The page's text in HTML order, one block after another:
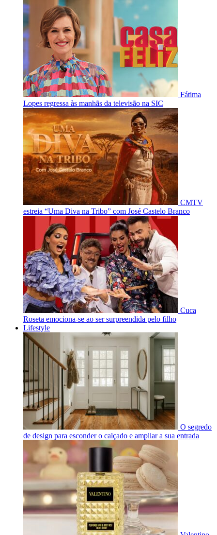
Fátima
Lopes regressa às manhãs da televisão na SIC
CMTV
estreia “Uma Diva na Tribo” com José Castelo Branco
Cuca
Roseta emociona-se ao ser surpreendida pelo filho
Lifestyle
O segredo
de design para esconder o calçado e ampliar a sua entrada